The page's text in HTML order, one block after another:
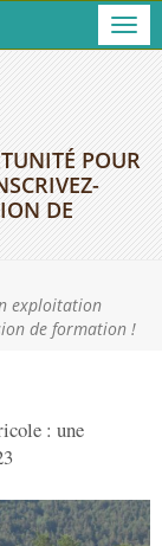
POUR
DE
exploitation
de formation !
: une